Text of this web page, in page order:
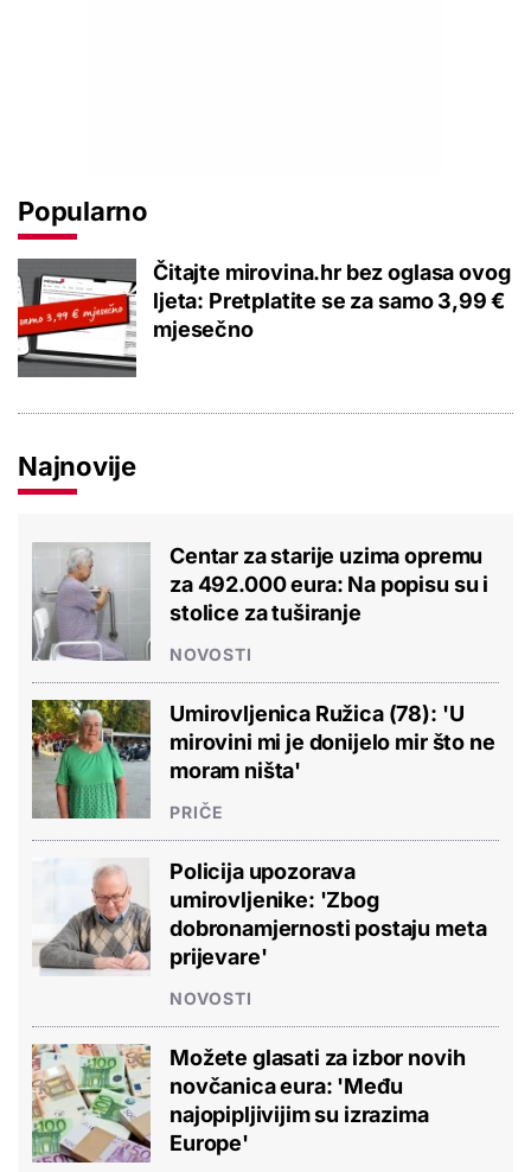
Popularno
Čitajte mirovina.hr bez oglasa ovog
ljeta: Pretplatite se za samo 3,99 €
mjesečno
Najnovije
Centar za starije uzima opremu
za 492.000 eura: Na popisu su i
stolice za tuširanje
NOVOSTI
Umirovljenica Ružica (78): 'U
mirovini mi je donijelo mir što ne
moram ništa'
PRIČE
Policija upozorava
umirovljenike: 'Zbog
dobronamjernosti postaju meta
prijevare'
NOVOSTI
Možete glasati za izbor novih
novčanica eura: 'Među
najopipljivijim su izrazima
Europe'